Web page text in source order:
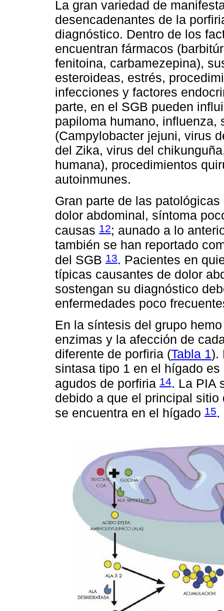
La gran variedad de
desencadenantes de la
diagnóstico. Dentro de los
encuentran fármacos
fenitoina, carbamezepina),
esteroideas, estrés,
infecciones y factores
parte, en el SGB pueden
papiloma humano, influenza,
(Campylobacter jejuni, virus
del Zika, virus del
humana), procedimientos
autoinmunes.
Gran parte de las
dolor abdominal, síntoma
causas 12; aunado a lo
también se han reportado
del SGB 13. Pacientes en
típicas causantes de dolor
sostengan su diagnóstico
enfermedades poco
En la síntesis del grupo
enzimas y la afección de
diferente de porfiria (Tabla 1).
sintasa tipo 1 en el hígado
agudos de porfiria 14. La PIA
debido a que el principal
se encuentra en el hígado 15.